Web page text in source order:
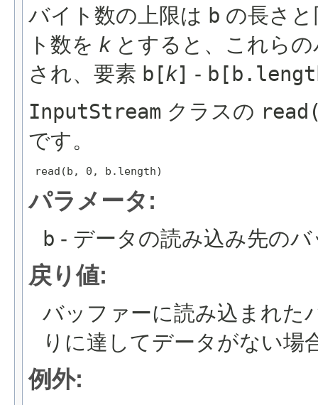
バイト数の上限は b の長さ
ト数を kとすると、これら
され、要素 b[k] -
InputStream クラスの
です。
read(b, 0, b.length)
パラメータ:
b - データの読み込み先の
戻り値:
バッファーに読み込まれた
りに達してデータがない場
例外: